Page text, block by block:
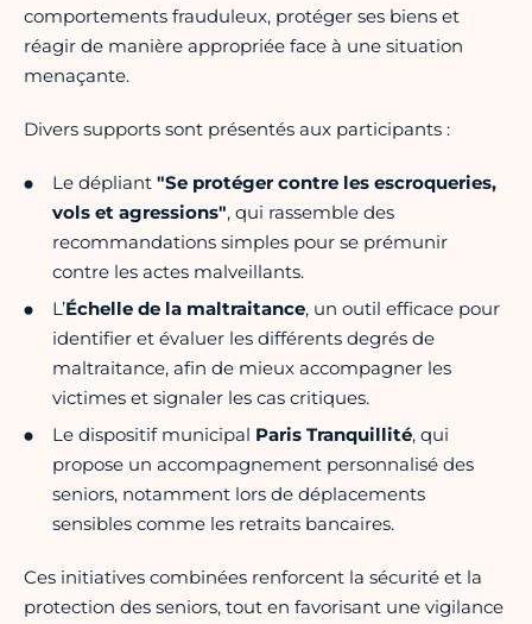
comportements frauduleux, protéger ses biens et
réagir de manière appropriée face à une situation
menaçante.
Divers supports sont présentés aux participants :
Le dépliant "Se protéger contre les escroqueries,
vols et agressions", qui rassemble des
recommandations simples pour se prémunir
contre les actes malveillants.
L’Échelle de la maltraitance, un outil efficace pour
identifier et évaluer les différents degrés de
maltraitance, afin de mieux accompagner les
victimes et signaler les cas critiques.
Le dispositif municipal Paris Tranquillité, qui
propose un accompagnement personnalisé des
seniors, notamment lors de déplacements
sensibles comme les retraits bancaires.
Ces initiatives combinées renforcent la sécurité et la
protection des seniors, tout en favorisant une vigilance